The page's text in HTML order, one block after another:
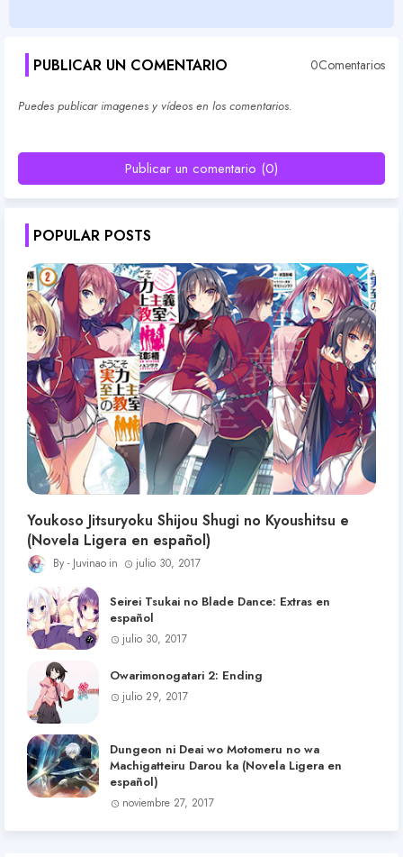
PUBLICAR UN COMENTARIO 0Comentarios
Puedes publicar imagenes y vídeos en los comentarios.
Publicar un comentario (0)
POPULAR POSTS
Youkoso Jitsuryoku Shijou Shugi no Kyoushitsu e
(Novela Ligera en español)
Juvinao julio 30, 2017
Seirei Tsukai no Blade Dance: Extras en
español
julio 30, 2017
Owarimonogatari 2: Ending
julio 29, 2017
Dungeon ni Deai wo Motomeru no wa
Machigatteiru Darou ka (Novela Ligera en
español)
noviembre 27, 2017